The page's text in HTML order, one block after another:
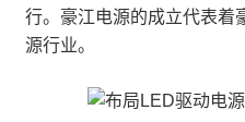
行。豪江电源的成立代表着
源行业。